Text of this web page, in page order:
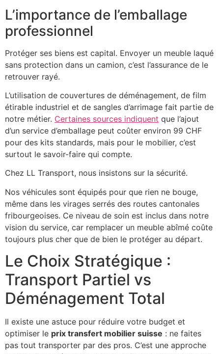
L’importance de l’emballage
professionnel
Protéger ses biens est capital. Envoyer un meuble laqué
sans protection dans un camion, c’est l’assurance de le
retrouver rayé.
L’utilisation de couvertures de déménagement, de film
étirable industriel et de sangles d’arrimage fait partie de
notre métier. Certaines sources indiquent que l’ajout
d’un service d’emballage peut coûter environ 99 CHF
pour des kits standards, mais pour le mobilier, c’est
surtout le savoir-faire qui compte.
Chez LL Transport, nous insistons sur la sécurité.
Nos véhicules sont équipés pour que rien ne bouge,
même dans les virages serrés des routes cantonales
fribourgeoises. Ce niveau de soin est inclus dans notre
vision du service, car remplacer un meuble abîmé coûte
toujours plus cher que de bien le protéger au départ.
Le Choix Stratégique :
Transport Partiel vs
Déménagement Total
Il existe une astuce pour réduire votre budget et
optimiser le prix transfert mobilier suisse : ne faites
pas tout transporter par des pros. C’est une approche